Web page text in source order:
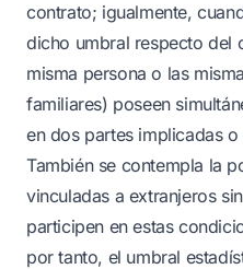
contrato; igualmente,
dicho umbral respecto del
misma persona o las
familiares) poseen
en dos partes implicadas
También se contempla la
vinculadas a extranjeros
participen en estas
por tanto, el umbral